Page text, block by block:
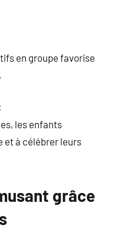
en groupe favorise
les enfants
et à célébrer leurs
grâce